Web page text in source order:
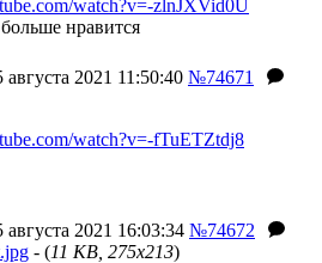
watch?v=-zlnJXVid0U
нравится
августа 2021 11:50:40 №74671
watch?v=-fTuETZtdj8
августа 2021 16:03:34 №74672
- (11 KB, 275x213)